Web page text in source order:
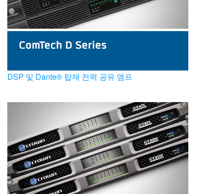
DSP 및 Dante® 탑재 전력 공유 앰프